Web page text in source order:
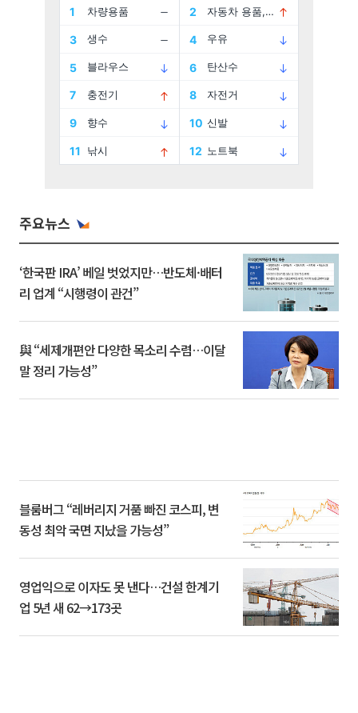
주요뉴스
‘한국판 IRA’ 베일 벗었지만…반도체·배터
리 업계 “시행령이 관건”
與 “세제개편안 다양한 목소리 수렴…이달
말 정리 가능성”
블룸버그 “레버리지 거품 빠진 코스피, 변
동성 최악 국면 지났을 가능성”
영업익으로 이자도 못 낸다…건설 한계기
업 5년 새 62→173곳